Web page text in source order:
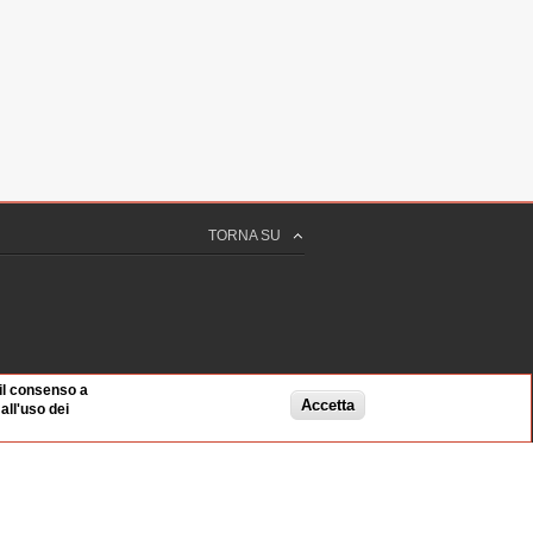
la famiglia Borsellino
sec
TORNA SU
consenso a
dei
Accetta